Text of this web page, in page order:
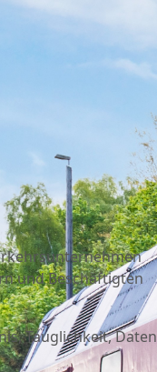
und Beschäftigten
Tauglichkeit, Daten